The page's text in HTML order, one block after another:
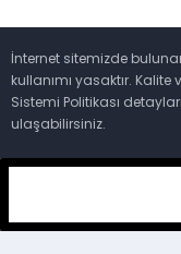
İnternet sitemizde
kullanımı yasaktır.
Sistemi Politikası
ulaşabilirsiniz.